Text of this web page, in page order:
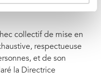
000 cas pour le
collectif de mise en
respectueuse
et de son
la Directrice